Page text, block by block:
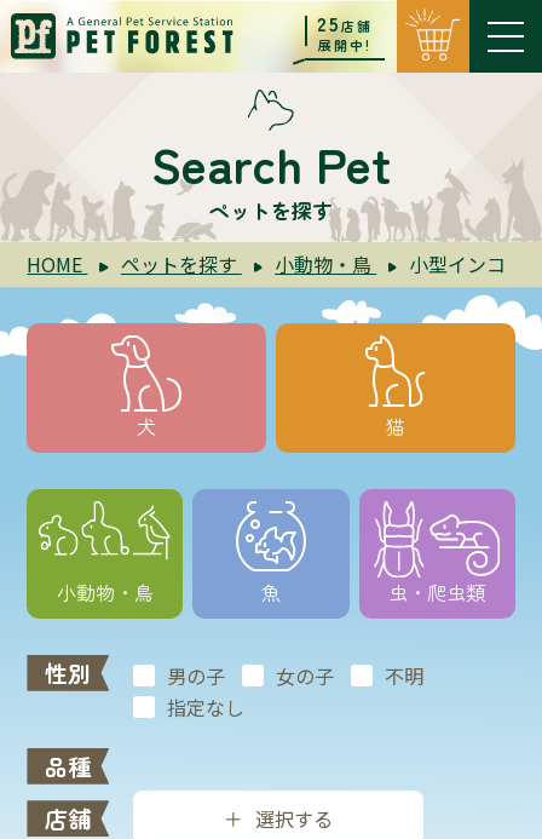
25店舗
展開中!
Search Pet
ペットを探す
HOME ペットを探す 小動物・鳥 小型インコ
犬 猫
小動物・鳥 魚 虫・爬虫類
性別 男の子 女の子
不明
指定なし
品種
店舗
選択する